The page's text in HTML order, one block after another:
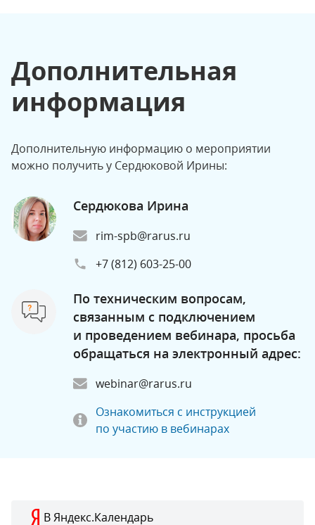
Дополнительная
информация
Дополнительную информацию о мероприятии
можно получить у Сердюковой Ирины:
Сердюкова Ирина
rim-spb@rarus.ru
+7 (812) 603-25-00
По техническим вопросам,
связанным с подключением
и проведением вебинара, просьба
обращаться на электронный адрес:
webinar@rarus.ru
Ознакомиться с инструкцией
по участию в вебинарах
В Яндекс.Календарь